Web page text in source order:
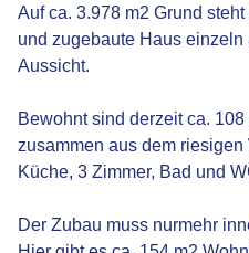
Auf ca. 3.978 m2 Grund
und zugebaute Haus
Aussicht.
Bewohnt sind derzeit ca.
zusammen aus dem
Küche, 3 Zimmer, Bad und
Der Zubau muss nurmehr